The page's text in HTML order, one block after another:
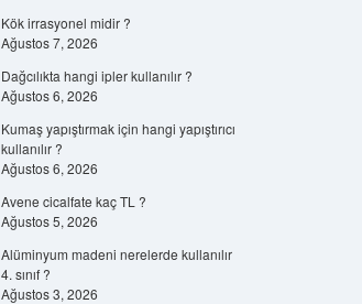
Kök irrasyonel midir ?
Ağustos 7, 2026
Dağcılıkta hangi ipler kullanılır ?
Ağustos 6, 2026
Kumaş yapıştırmak için hangi yapıştırıcı
kullanılır ?
Ağustos 6, 2026
Avene cicalfate kaç TL ?
Ağustos 5, 2026
Alüminyum madeni nerelerde kullanılır
4. sınıf ?
Ağustos 3, 2026